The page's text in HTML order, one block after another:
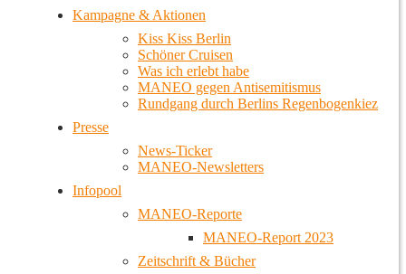
Kampagne & Aktionen
Kiss Kiss Berlin
Schöner Cruisen
Was ich erlebt habe
MANEO gegen Antisemitismus
Rundgang durch Berlins Regenbogenkiez
Presse
News-Ticker
MANEO-Newsletters
Infopool
MANEO-Reporte
MANEO-Report 2023
Zeitschrift & Bücher